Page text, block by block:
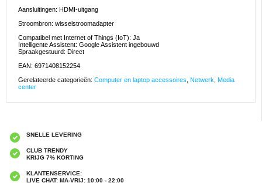
Aansluitingen: HDMI-uitgang
Stroombron: wisselstroomadapter
Compatibel met Internet of Things (IoT): Ja
Intelligente Assistent: Google Assistent ingebouwd
Spraakgestuurd: Direct
EAN: 6971408152254
Gerelateerde categorieën: Computer en laptop accessoires Netwerk
Media
center
SNELLE LEVERING
CLUB TRENDY
KRIJG 7% KORTING
KLANTENSERVICE:
LIVE CHAT: MA-VRIJ: 10:00 - 22:00